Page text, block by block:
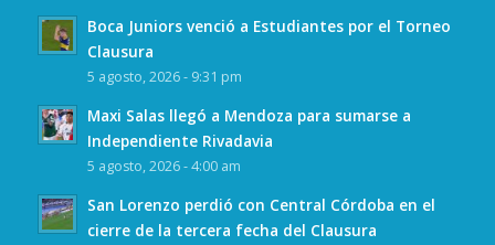
Boca Juniors venció a Estudiantes por el Torneo
Clausura
5 agosto, 2026 - 9:31 pm
Maxi Salas llegó a Mendoza para sumarse a
Independiente Rivadavia
5 agosto, 2026 - 4:00 am
San Lorenzo perdió con Central Córdoba en el
cierre de la tercera fecha del Clausura